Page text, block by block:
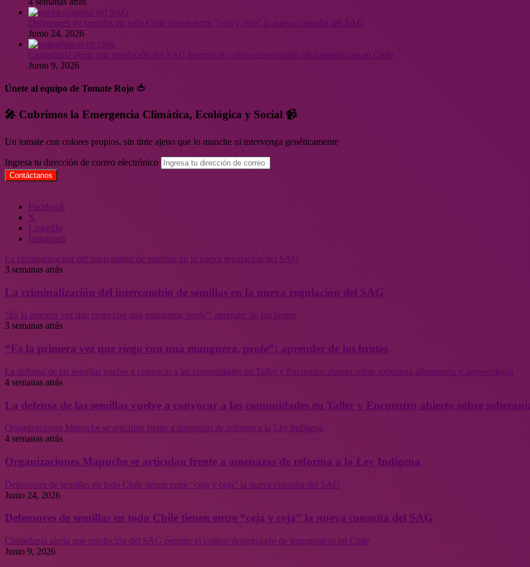
Defensores de semillas en todo Chile tienen entre “ceja y ceja” la nueva consulta del SAG
Junio 24, 2026
Ciudadanía alerta que resolución del SAG permite el cultivo desregulado de transgénicos en Chile
Junio 9, 2026
Únete al equipo de Tomate Rojo 🍅
🎤 Cubrimos la Emergencia Climática, Ecológica y Social 📹
Un tomate con colores propios, sin tinte ajeno que lo manche ni intervenga genéticamente
Ingresa tu dirección de correo electrónico
Facebook
X
LinkedIn
Instagram
La criminalización del intercambio de semillas en la nueva regulación del SAG
3 semanas atrás
La criminalización del intercambio de semillas en la nueva regulación del SAG
“Es la primera vez que riego con una manguera, profe”: aprender de los brotes
3 semanas atrás
“Es la primera vez que riego con una manguera, profe”: aprender de los brotes
La defensa de las semillas vuelve a convocar a las comunidades en Taller y Encuentro abierto sobre soberanía alimentaria y agroecología
4 semanas atrás
La defensa de las semillas vuelve a convocar a las comunidades en Taller y Encuentro abierto sobre
Organizaciones Mapuche se articulan frente a amenazas de reforma a la Ley Indígena
4 semanas atrás
Organizaciones Mapuche se articulan frente a amenazas de reforma a la Ley Indígena
Defensores de semillas en todo Chile tienen entre “ceja y ceja” la nueva consulta del SAG
Junio 24, 2026
Defensores de semillas en todo Chile tienen entre “ceja y ceja” la nueva consulta del SAG
Ciudadanía alerta que resolución del SAG permite el cultivo desregulado de transgénicos en Chile
Junio 9, 2026